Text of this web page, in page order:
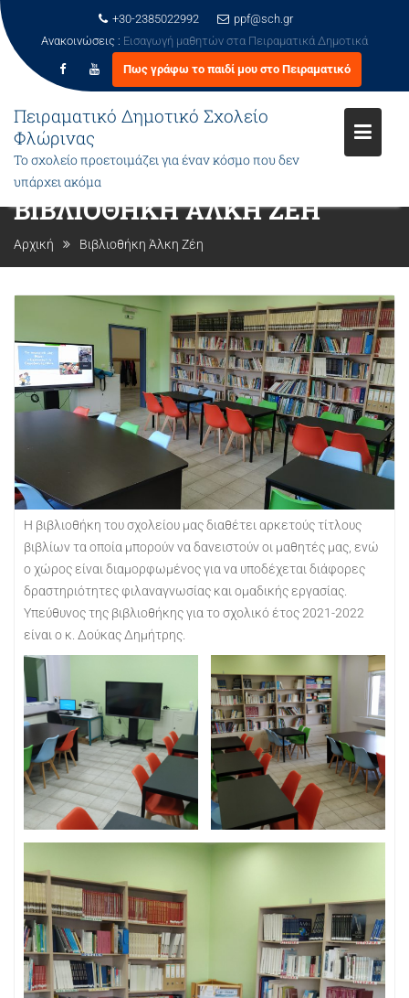
στο
περιεχόμενο
+30-2385022992
ppf@sch.gr
Ανακοινώσεις : Εισαγωγή μαθητών στα Πειραματικά Δημοτικά
Πως γράφω το παιδί μου στο Πειραματικό
Πειραματικό Δημοτικό Σχολείο
Φλώρινας
Το σχολείο προετοιμάζει για έναν κόσμο που δεν
υπάρχει ακόμα
ΒΙΒΛΙΟΘΉΚΗ ΆΛΚΗ ΖΈΗ
Αρχική Βιβλιοθήκη Άλκη Ζέη
Η βιβλιοθήκη του σχολείου μας διαθέτει αρκετούς τίτλους
βιβλίων τα οποία μπορούν να δανειστούν οι μαθητές μας, ενώ
ο χώρος είναι διαμορφωμένος για να υποδέχεται διάφορες
δραστηριότητες φιλαναγνωσίας και ομαδικής εργασίας.
Υπεύθυνος της βιβλιοθήκης για το σχολικό έτος 2021-2022
είναι ο κ. Δούκας Δημήτρης.